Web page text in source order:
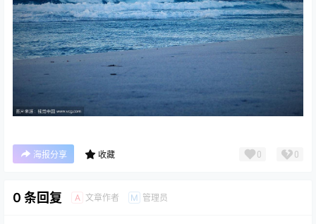
海报分享 收藏 0 0
0 条回复 A 文章作者 M 管理员